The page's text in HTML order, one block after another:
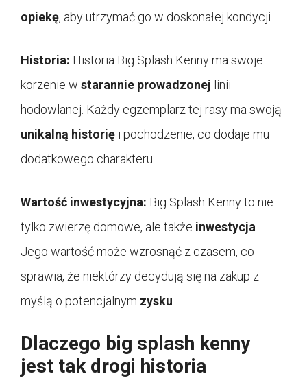
opiekę, aby utrzymać go w doskonałej kondycji.
Historia: Historia Big Splash Kenny ma swoje
korzenie w starannie prowadzonej linii
hodowlanej. Każdy egzemplarz tej rasy ma swoją
unikalną historię i pochodzenie, co dodaje mu
dodatkowego charakteru.
Wartość inwestycyjna: Big Splash Kenny to nie
tylko zwierzę domowe, ale także inwestycja
Jego wartość może wzrosnąć z czasem, co
sprawia, że niektórzy decydują się na zakup z
myślą o potencjalnym zysku
Dlaczego big splash kenny
jest tak drogi historia